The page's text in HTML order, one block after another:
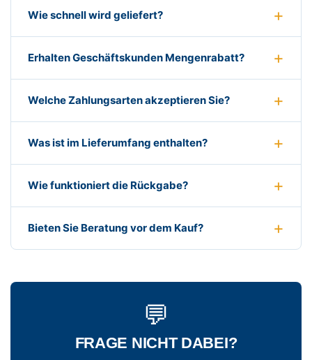
Wie schnell wird geliefert?
Erhalten Geschäftskunden Mengenrabatt?
Welche Zahlungsarten akzeptieren Sie?
Was ist im Lieferumfang enthalten?
Wie funktioniert die Rückgabe?
Bieten Sie Beratung vor dem Kauf?
💬
FRAGE NICHT DABEI?